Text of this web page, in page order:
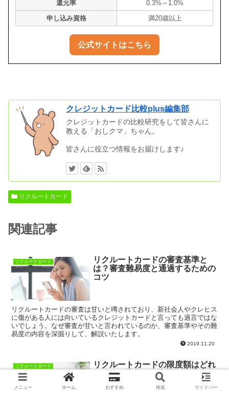
還元率
0.3%～1.0%
申し込み資格
満20歳以上
公式サイトはこちら
クレジットカード比較plus編集部
クレジットカードの比較研究をして皆さんに
教える「おしクマ」ちゃん。
皆さんに役立つ情報をお届けします♪
リクルートカード
関連記事
リクルートカード
リクルートカードの審査基準と
は？審査難易度と通過するための
コツ
リクルートカードの審査は甘いと噂されており、新社会人やクレヒス
に傷がある人には向いているクレジットカードと言っても過言ではな
いでしょう。なぜ審査が甘いと言われているのか、審査基準やその難
易度の内容を深掘りして、解説いたします。
2019.11.20
リクルートカード
リクルートカードの限度額はどれ
くらい？増額する方法と注意点と
メニュー ホーム おすすめ 検索 サイドバー